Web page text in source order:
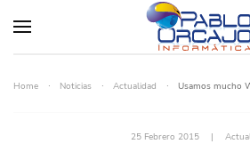
Home Noticias Actualidad Usamos mucho
25 Febrero 2015|